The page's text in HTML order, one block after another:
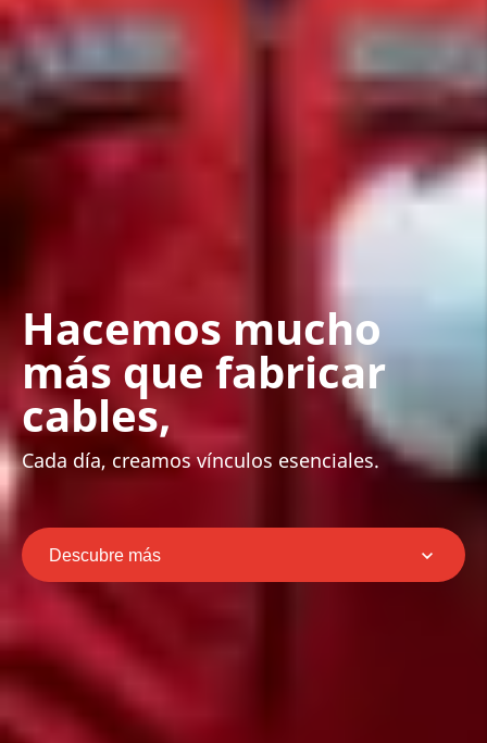
Hacemos mucho
más que fabricar
cables,
Cada día, creamos vínculos esenciales.
Descubre más